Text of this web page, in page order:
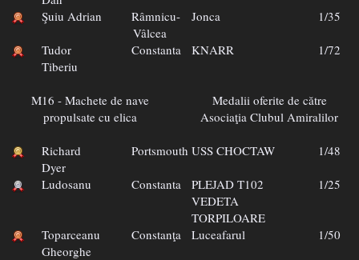
Şuiu Adrian
Râmnicu-
Vâlcea
Jonca 1/35
Tudor
Tiberiu
Constanta KNARR 1/72
M16 - Machete de nave
propulsate cu elica
Medalii oferite de către
Asociaţia Clubul Amiralilor
Richard
Dyer
Portsmouth USS CHOCTAW 1/48
Ludosanu Constanta
PLEJAD T102
VEDETA
TORPILOARE
1/25
Toparceanu
Gheorghe
Constanţa Luceafarul 1/50